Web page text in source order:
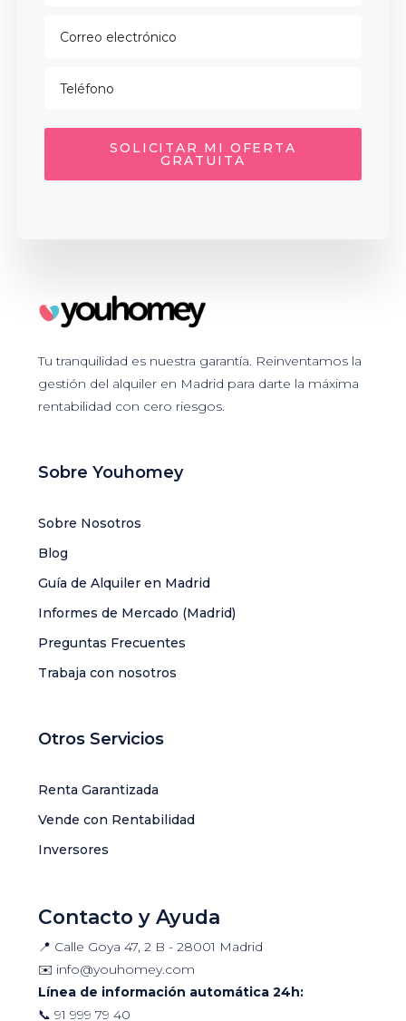
SOLICITAR MI OFERTA
GRATUITA
Tu tranquilidad es nuestra garantía. Reinventamos la
gestión del alquiler en Madrid para darte la máxima
rentabilidad con cero riesgos.
Sobre Youhomey
Sobre Nosotros
Blog
Guía de Alquiler en Madrid
Informes de Mercado (Madrid)
Preguntas Frecuentes
Trabaja con nosotros
Otros Servicios
Renta Garantizada
Vende con Rentabilidad
Inversores
Contacto y Ayuda
📍 Calle Goya 47, 2 B - 28001 Madrid
✉️ info@youhomey.com
Línea de información automática 24h:
📞 91 999 79 40